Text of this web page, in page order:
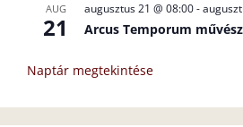
AUG
21
augusztus 21 @ 08:00-
Arcus Temporum
Naptár megtekintése